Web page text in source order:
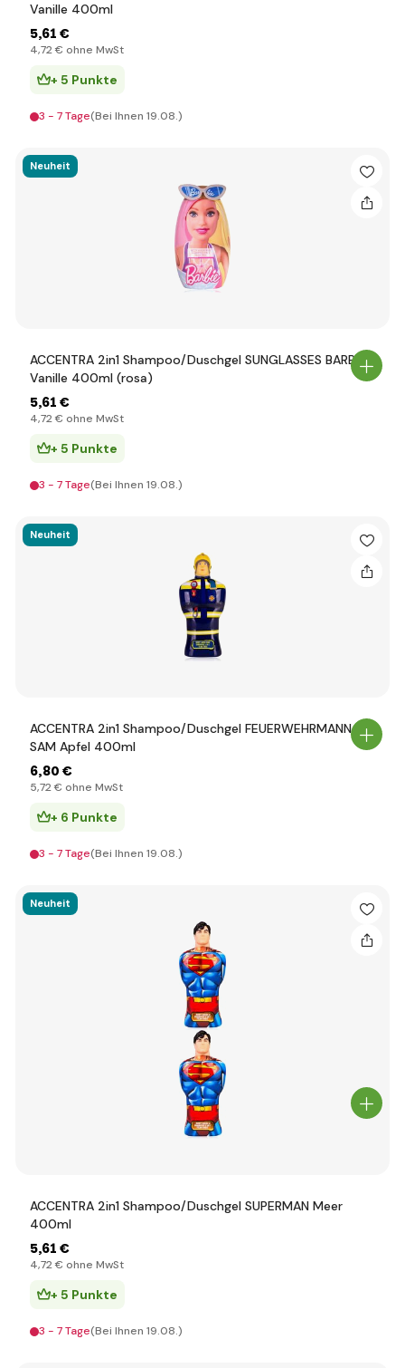
Vanille 400ml
5,61 €
4,72 € ohne MwSt
+ 5 Punkte
3 - 7 Tage(Bei Ihnen 19.08.)
Neuheit
ACCENTRA 2in1 Shampoo/Duschgel SUNGLASSES BARBIE
Vanille 400ml (rosa)
5,61 €
4,72 € ohne MwSt
+ 5 Punkte
3 - 7 Tage(Bei Ihnen 19.08.)
Neuheit
ACCENTRA 2in1 Shampoo/Duschgel FEUERWEHRMANN
SAM Apfel 400ml
6,80 €
5,72 € ohne MwSt
+ 6 Punkte
3 - 7 Tage(Bei Ihnen 19.08.)
Neuheit
ACCENTRA 2in1 Shampoo/Duschgel SUPERMAN Meer
400ml
5,61 €
4,72 € ohne MwSt
+ 5 Punkte
3 - 7 Tage(Bei Ihnen 19.08.)